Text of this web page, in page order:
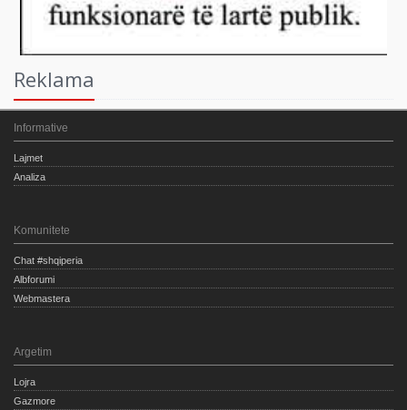
Reklama
Informative
Lajmet
Analiza
Komunitete
Chat #shqiperia
Albforumi
Webmastera
Argetim
Lojra
Gazmore